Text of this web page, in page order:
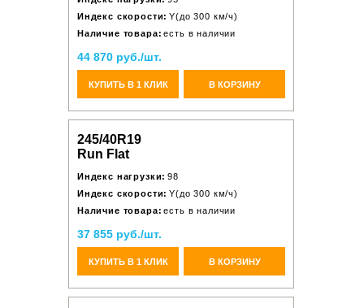
Индекс скорости: Y(до 300 км/ч)
Наличие товара: есть в наличии
44 870 руб./шт.
КУПИТЬ В 1 КЛИК В КОРЗИНУ
245/40R19
Run Flat
Индекс нагрузки: 98
Индекс скорости: Y(до 300 км/ч)
Наличие товара: есть в наличии
37 855 руб./шт.
КУПИТЬ В 1 КЛИК В КОРЗИНУ